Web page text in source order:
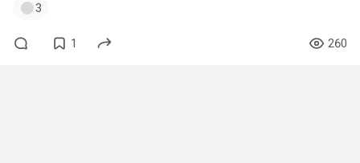
3
1 260